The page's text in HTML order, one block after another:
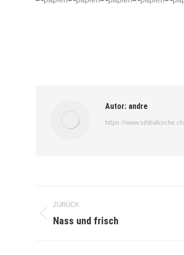
Autor: andre
https://www.sihltalkirche.ch
Kommentarnavigation
ZURÜCK
Vorheriger
Nass und frisch